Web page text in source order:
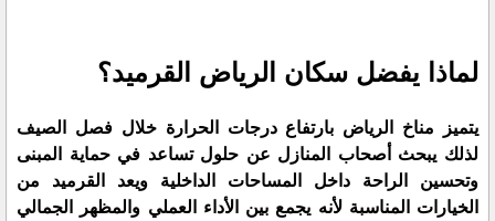
لماذا يفضل سكان الرياض القرميد؟
يتميز مناخ الرياض بارتفاع درجات الحرارة خلال فصل الصيف
لذلك يبحث أصحاب المنازل عن حلول تساعد في حماية المبنى
وتحسين الراحة داخل المساحات الداخلية ويعد القرميد من
الخيارات المناسبة لأنه يجمع بين الأداء العملي والمظهر الجمالي